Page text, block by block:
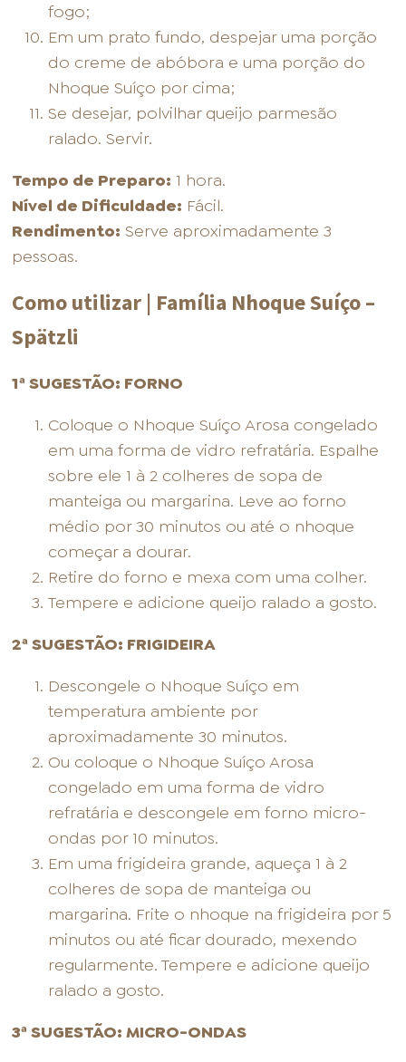
fogo;
Em um prato fundo, despejar uma porção
do creme de abóbora e uma porção do
Nhoque Suíço por cima;
Se desejar, polvilhar queijo parmesão
ralado. Servir.
Tempo de Preparo: 1 hora.
Nível de Dificuldade: Fácil.
Rendimento: Serve aproximadamente 3
pessoas.
Como utilizar | Família Nhoque Suíço –
Spätzli
1ª SUGESTÃO: FORNO
Coloque o Nhoque Suíço Arosa congelado
em uma forma de vidro refratária. Espalhe
sobre ele 1 à 2 colheres de sopa de
manteiga ou margarina. Leve ao forno
médio por 30 minutos ou até o nhoque
começar a dourar.
Retire do forno e mexa com uma colher.
Tempere e adicione queijo ralado a gosto.
2ª SUGESTÃO: FRIGIDEIRA
Descongele o Nhoque Suíço em
temperatura ambiente por
aproximadamente 30 minutos.
Ou coloque o Nhoque Suíço Arosa
congelado em uma forma de vidro
refratária e descongele em forno micro-
ondas por 10 minutos.
Em uma frigideira grande, aqueça 1 à 2
colheres de sopa de manteiga ou
margarina. Frite o nhoque na frigideira por 5
minutos ou até ficar dourado, mexendo
regularmente. Tempere e adicione queijo
ralado a gosto.
3ª SUGESTÃO: MICRO-ONDAS